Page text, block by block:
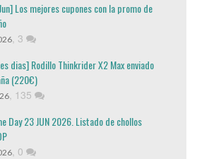
Los mejores cupones con la promo de
, 3
dias] Rodillo Thinkrider X2 Max enviado
(220€)
, 135
Day 23 JUN 2026. Listado de chollos
, 0